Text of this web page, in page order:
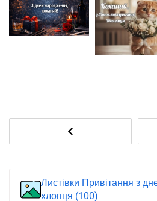
Листівки Привітання з
хлопця (100)